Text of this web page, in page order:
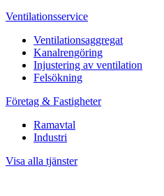
Ventilationsservice
Ventilationsaggregat
Kanalrengöring
Injustering av ventilation
Felsökning
Företag & Fastigheter
Ramavtal
Industri
Visa alla tjänster